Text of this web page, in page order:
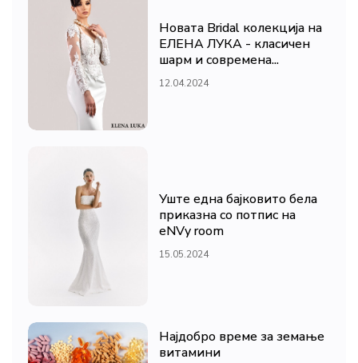
Новата Bridal колекција на
ЕЛЕНА ЛУКА - класичен
шарм и современа...
12.04.2024
Уште една бајковито бела
приказна со потпис на
eNVy room
15.05.2024
Најдобро време за земање
витамини